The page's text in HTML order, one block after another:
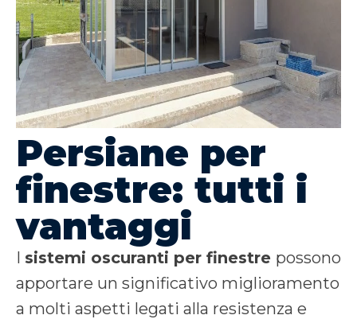
Persiane per
finestre: tutti i
vantaggi
I sistemi oscuranti per finestre possono
apportare un significativo miglioramento
a molti aspetti legati alla resistenza e